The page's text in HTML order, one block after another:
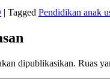
| Tagged Pendidikan anak
dipublikasikan. Ruas